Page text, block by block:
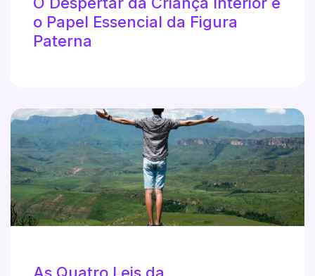
o Papel Essencial da Figura
Paterna
As Quatro Leis da